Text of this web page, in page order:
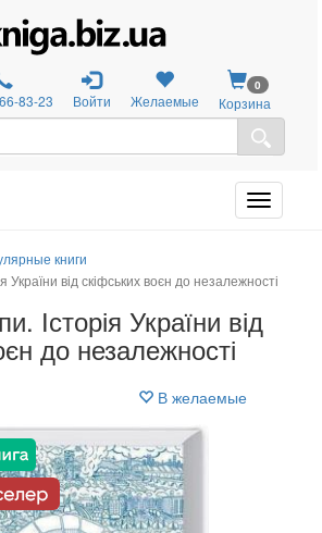
83-23 Войти Желаемые
0
Корзина
книги
України від скіфських воєн до незалежності
Історія України від
до незалежності
В желаемые